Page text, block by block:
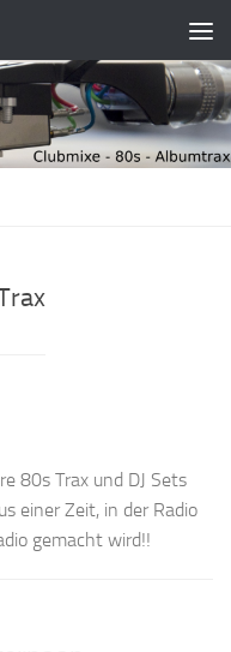
80s Trax und DJ Sets
einer Zeit, in der Radio
gemacht wird!!